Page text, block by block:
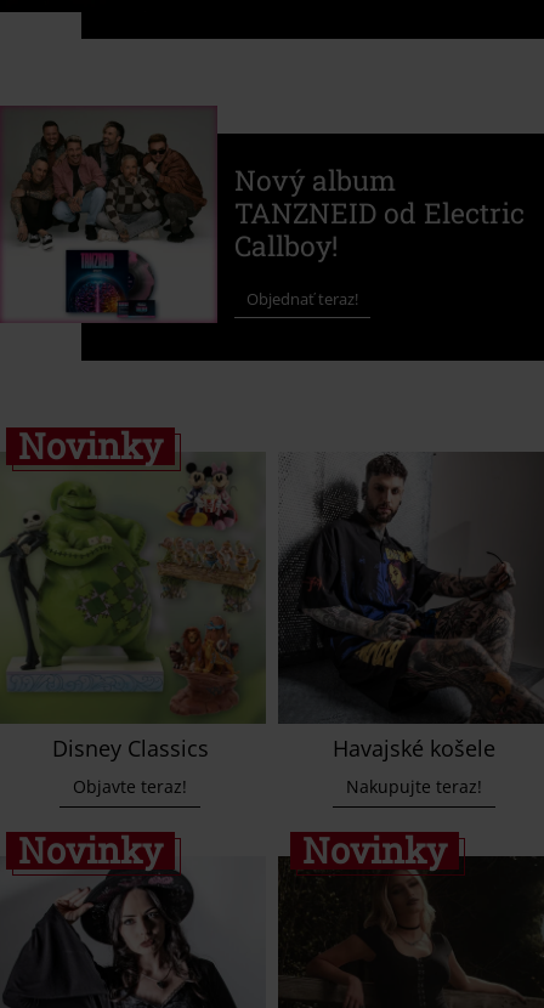
Nový album
TANZNEID od Electric
Callboy!
Objednať teraz!
Novinky
Disney Classics
Objavte teraz!
Havajské košele
Nakupujte teraz!
Novinky Novinky